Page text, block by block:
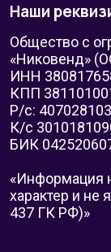
Наши
Общество с
«Никовенд»
ИНН
КПП
Р/с:
К/с
БИК
«Информация
характер и не
437 ГК РФ)»